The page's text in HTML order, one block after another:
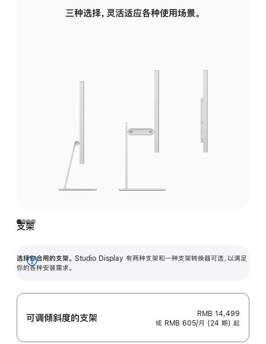
三种选择，灵活适应各种使用场景。
支架
选择你合用的支架。 Studio Display 有两种支架和一种支架转换器可选，以满足
你的各种安装需求。
展
可调倾斜度的支架
RMB 14,499
或 RMB 605/月 (24 期) 起